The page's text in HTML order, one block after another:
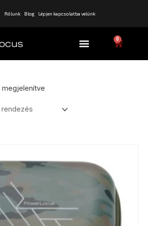
Rólunk Blog Lépjen kapcsolatba velünk
Menü 0 Kosár
megjelenítve